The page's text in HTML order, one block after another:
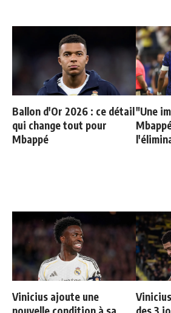
Ballon d'Or 2026 : ce détail
qui change tout pour
Mbappé
"Une
Vinicius ajoute une